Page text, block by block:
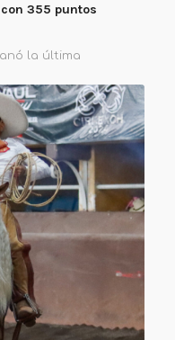
355 puntos
la última